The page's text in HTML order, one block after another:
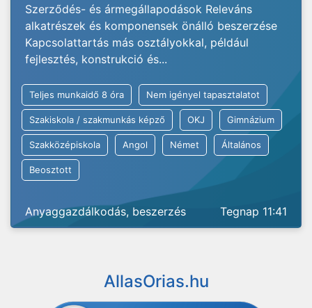
Szerződés- és ármegállapodások Releváns
alkatrészek és komponensek önálló beszerzése
Kapcsolattartás más osztályokkal, például
fejlesztés, konstrukció és...
Teljes munkaidő 8 óra Nem igényel tapasztalatot
Szakiskola / szakmunkás képző OKJ Gimnázium
Szakközépiskola Angol Német Általános
Beosztott
Anyaggazdálkodás, beszerzés Tegnap 11:41
AllasOrias.hu